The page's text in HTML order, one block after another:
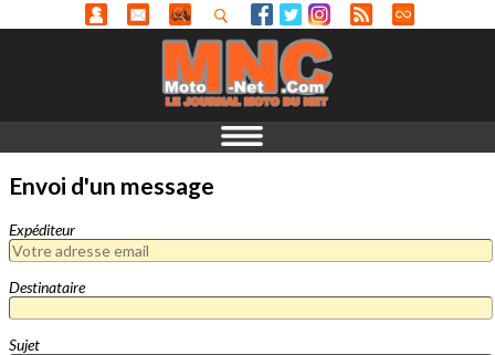
Envoi d'un message
Expéditeur
Destinataire
Sujet